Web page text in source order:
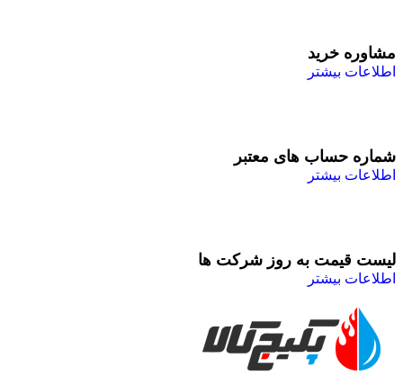
مشاوره خرید
اطلاعات بیشتر
شماره حساب های معتبر
اطلاعات بیشتر
لیست قیمت به روز شرکت ها
اطلاعات بیشتر